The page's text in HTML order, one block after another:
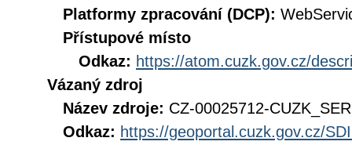
Platformy zpracování (DCP):
Přístupové místo
Odkaz: https://atom.cuzk.gov.cz/
Vázaný zdroj
Název zdroje: CZ-00025712-
Odkaz: https://geoportal.cuzk.gov.cz/